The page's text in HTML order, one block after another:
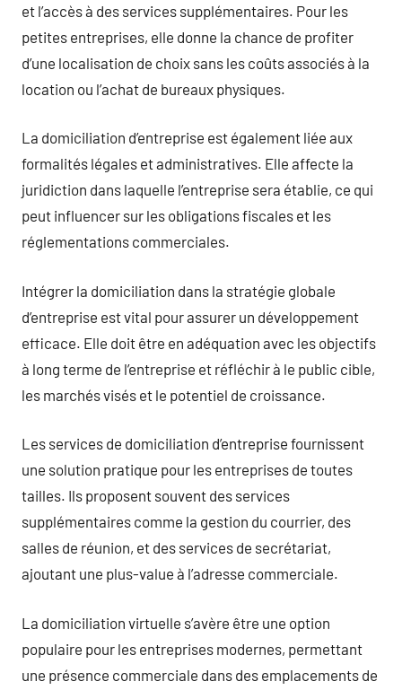
et l’accès à des services supplémentaires. Pour les
petites entreprises, elle donne la chance de profiter
d’une localisation de choix sans les coûts associés à la
location ou l’achat de bureaux physiques.
La domiciliation d’entreprise est également liée aux
formalités légales et administratives. Elle affecte la
juridiction dans laquelle l’entreprise sera établie, ce qui
peut influencer sur les obligations fiscales et les
réglementations commerciales.
Intégrer la domiciliation dans la stratégie globale
d’entreprise est vital pour assurer un développement
efficace. Elle doit être en adéquation avec les objectifs
à long terme de l’entreprise et réfléchir à le public cible,
les marchés visés et le potentiel de croissance.
Les services de domiciliation d’entreprise fournissent
une solution pratique pour les entreprises de toutes
tailles. Ils proposent souvent des services
supplémentaires comme la gestion du courrier, des
salles de réunion, et des services de secrétariat,
ajoutant une plus-value à l’adresse commerciale.
La domiciliation virtuelle s’avère être une option
populaire pour les entreprises modernes, permettant
une présence commerciale dans des emplacements de